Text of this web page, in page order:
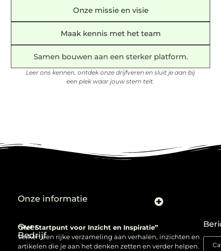
Onze missie en visie
Maak kennis met het team
Samen bouwen aan een sterker platform.
Leer ons kennen, ontdek onze drijfveren en sluit je aan bij
een plek waar jouw stem telt.
Over
Bedrijf
“Het Startpunt voor Inzicht en Inspiratie”
Verken een rijke verzameling aan verhalen, inzichten en
artikelen die je aan het denken zetten en verder helpen.
Onze informatie